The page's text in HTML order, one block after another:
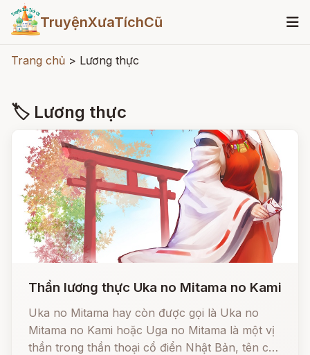
TruyệnXưaTíchCũ
Trang chủ > Lương thực
🏷 Lương thực
Thần lương thực Uka no Mitama no Kami
Uka no Mitama hay còn được gọi là Uka no
Mitama no Kami hoặc Uga no Mitama là một vị
thần trong thần thoại cổ điển Nhật Bản, tên của